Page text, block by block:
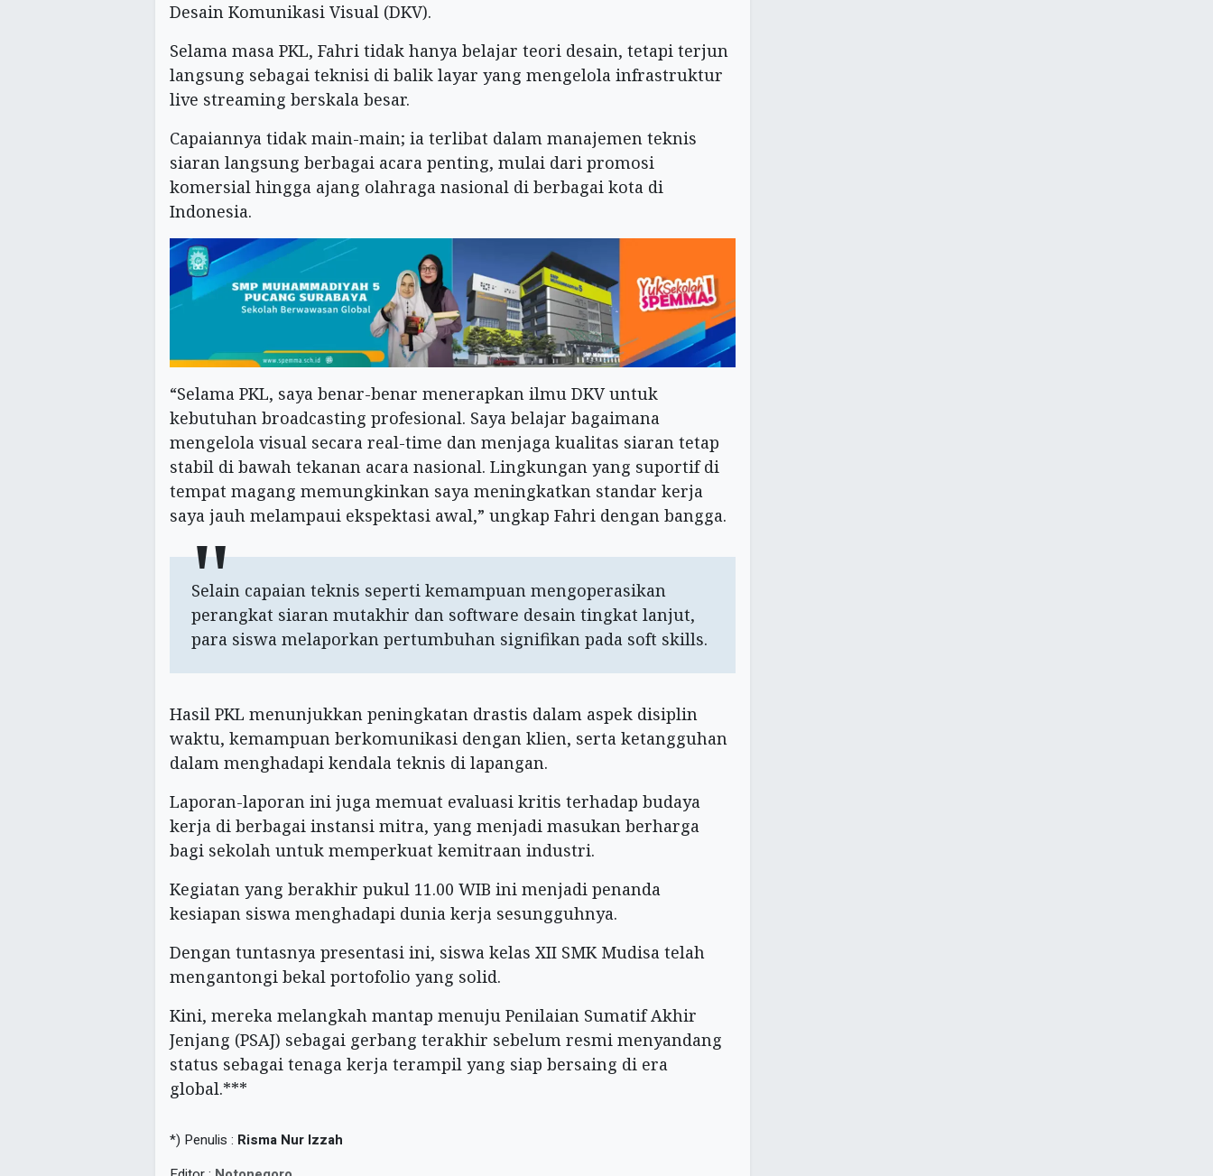
Desain Komunikasi Visual (DKV).
Selama masa PKL, Fahri tidak hanya belajar teori desain, tetapi terjun
langsung sebagai teknisi di balik layar yang mengelola infrastruktur
live streaming berskala besar.
Capaiannya tidak main-main; ia terlibat dalam manajemen teknis
siaran langsung berbagai acara penting, mulai dari promosi
komersial hingga ajang olahraga nasional di berbagai kota di
Indonesia.
“Selama PKL, saya benar-benar menerapkan ilmu DKV untuk
kebutuhan broadcasting profesional. Saya belajar bagaimana
mengelola visual secara real-time dan menjaga kualitas siaran tetap
stabil di bawah tekanan acara nasional. Lingkungan yang suportif di
tempat magang memungkinkan saya meningkatkan standar kerja
saya jauh melampaui ekspektasi awal,” ungkap Fahri dengan bangga.
Selain capaian teknis seperti kemampuan mengoperasikan
perangkat siaran mutakhir dan software desain tingkat lanjut,
para siswa melaporkan pertumbuhan signifikan pada soft skills.
Hasil PKL menunjukkan peningkatan drastis dalam aspek disiplin
waktu, kemampuan berkomunikasi dengan klien, serta ketangguhan
dalam menghadapi kendala teknis di lapangan.
Laporan-laporan ini juga memuat evaluasi kritis terhadap budaya
kerja di berbagai instansi mitra, yang menjadi masukan berharga
bagi sekolah untuk memperkuat kemitraan industri.
Kegiatan yang berakhir pukul 11.00 WIB ini menjadi penanda
kesiapan siswa menghadapi dunia kerja sesungguhnya.
Dengan tuntasnya presentasi ini, siswa kelas XII SMK Mudisa telah
mengantongi bekal portofolio yang solid.
Kini, mereka melangkah mantap menuju Penilaian Sumatif Akhir
Jenjang (PSAJ) sebagai gerbang terakhir sebelum resmi menyandang
status sebagai tenaga kerja terampil yang siap bersaing di era
global.***
*) Penulis : Risma Nur Izzah